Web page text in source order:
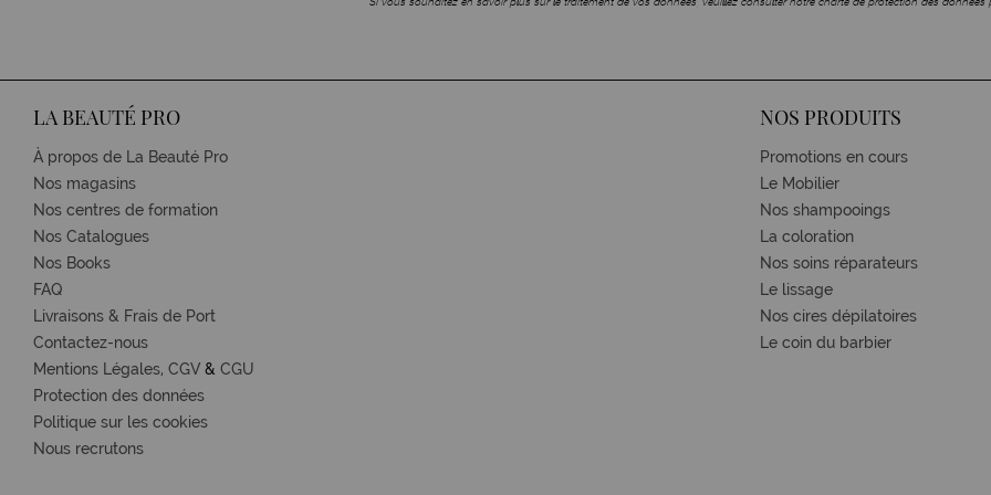
LA BEAUTÉ PRO
À propos de La Beauté Pro
Nos magasins
Nos centres de formation
Nos Catalogues
Nos Books
FAQ
Livraisons & Frais de Port
Contactez-nous
Mentions Légales, CGV & CGU
Protection des données
Politique sur les cookies
Nous recrutons
NOS PRODUITS
Promotions en cours
Le Mobilier
Nos shampooings
La coloration
Nos soins réparateurs
Le lissage
Nos cires dépilatoires
Le coin du barbier